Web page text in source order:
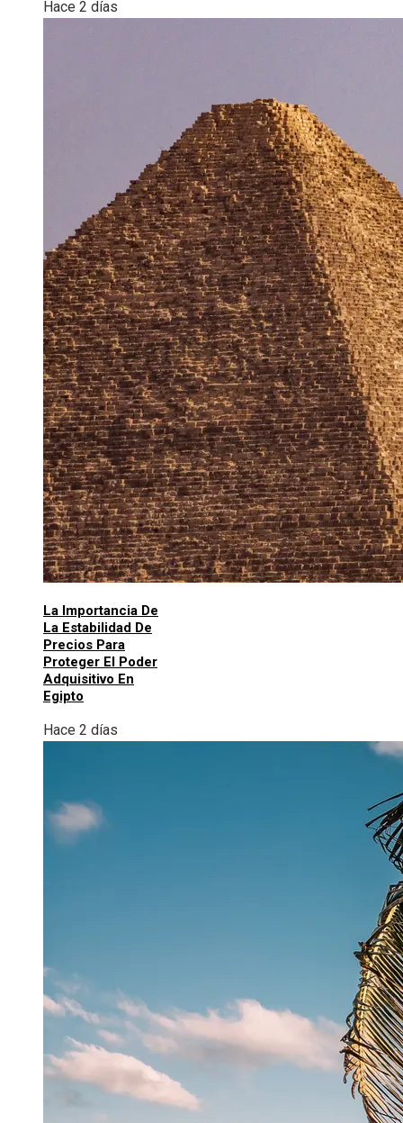
Hace 2 días
La Importancia De
La Estabilidad De
Precios Para
Proteger El Poder
Adquisitivo En
Egipto
Hace 2 días